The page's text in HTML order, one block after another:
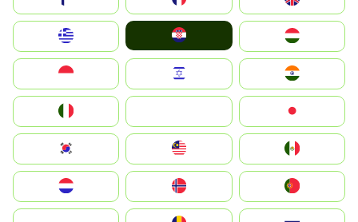
Magyarország
South Korea